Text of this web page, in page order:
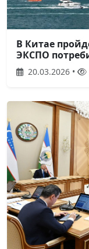
В Китае
ЭКСПО
20.03.2026 •